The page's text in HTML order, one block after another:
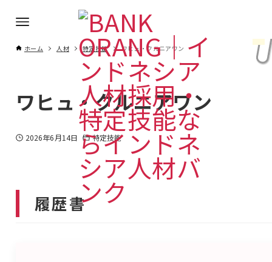
ホーム 人材 特定技能 ワヒュ・クルニアワン
ワヒュ・クルニアワン
2026年6月14日 特定技能
履歴書